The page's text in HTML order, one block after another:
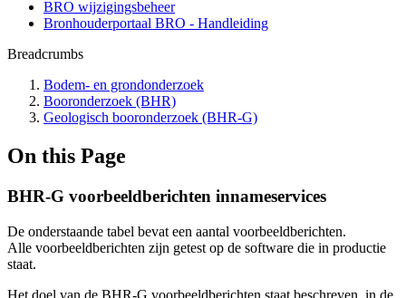
BRO wijzigingsbeheer
Bronhouderportaal BRO - Handleiding
Breadcrumbs
Bodem- en grondonderzoek
Booronderzoek (BHR)
Geologisch booronderzoek (BHR-G)
On this Page
BHR-G voorbeeldberichten innameservices
De onderstaande tabel bevat een aantal voorbeeldberichten.
Alle voorbeeldberichten zijn getest op de software die in productie
staat.
Het doel van de BHR-G voorbeeldberichten staat beschreven in de